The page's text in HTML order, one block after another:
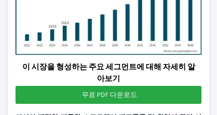
이 시장을 형성하는 주요 세그먼트에 대해 자세히 알
아보기
무료 PDF 다운로드